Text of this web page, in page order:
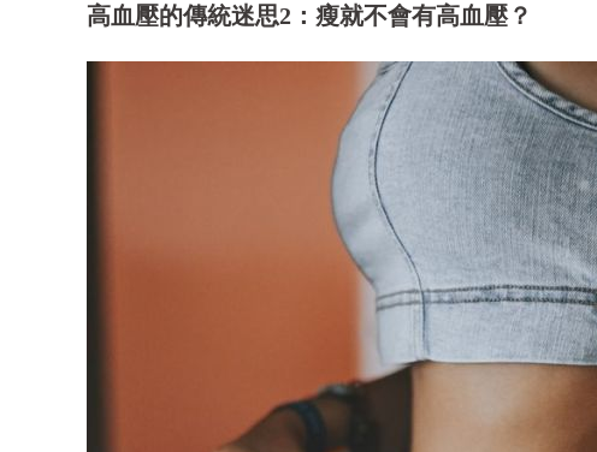
高血壓的傳統迷思2：瘦就不會有高血壓？